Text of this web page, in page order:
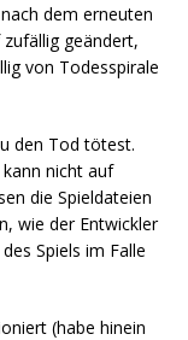
dem erneuten
geändert,
von Todesspirale
den Tod tötest.
nicht auf
die Spieldateien
wie der Entwickler
Spiels im Falle
(habe hinein